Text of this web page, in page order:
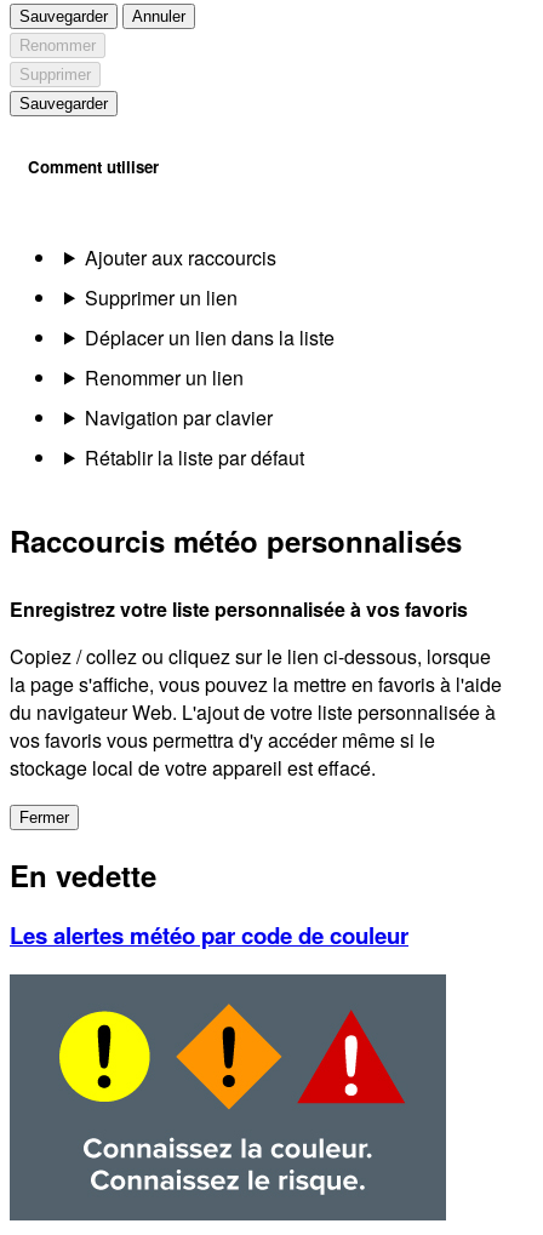
Sauvegarder
Annuler
Renommer
Supprimer
Sauvegarder
Comment utiliser
Ajouter aux raccourcis
Supprimer un lien
Déplacer un lien dans la liste
Renommer un lien
Navigation par clavier
Rétablir la liste par défaut
Raccourcis météo personnalisés
Enregistrez votre liste personnalisée à vos favoris
Copiez / collez ou cliquez sur le lien ci-dessous, lorsque
la page s'affiche, vous pouvez la mettre en favoris à l'aide
du navigateur Web. L'ajout de votre liste personnalisée à
vos favoris vous permettra d'y accéder même si le
stockage local de votre appareil est effacé.
Fermer
En vedette
Les alertes météo par code de couleur